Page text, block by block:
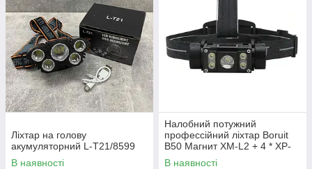
Ліхтар на голову
акумуляторний L-T21/8599
В наявності
Налобний потужний
профессійний ліхтар Boruit
B50 Магнит XM-L2 + 4 * XP-
G2
В наявності